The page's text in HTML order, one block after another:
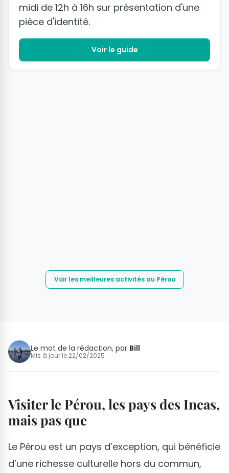
midi de 12h à 16h sur présentation d'une
pièce d'identité.
Voir le guide
Voir les meilleures activités au Pérou
Le mot de la rédaction, par Bill
Mis à jour le 22/02/2025
Visiter le Pérou, les pays des Incas,
mais pas que
Le Pérou est un pays d’exception, qui bénéficie
d’une richesse culturelle hors du commun,